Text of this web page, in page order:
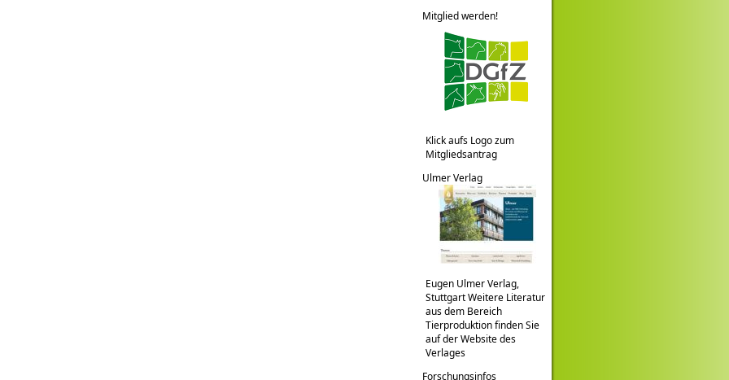
Mitglied werden!
Klick aufs Logo zum
Mitgliedsantrag
Ulmer Verlag
Eugen Ulmer Verlag,
Stuttgart Weitere Literatur
aus dem Bereich
Tierproduktion finden Sie
auf der Website des
Verlages
Forschungsinfos